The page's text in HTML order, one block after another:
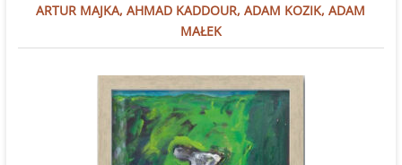
ARTUR MAJKA, AHMAD KADDOUR, ADAM KOZIK, ADAM
MAŁEK